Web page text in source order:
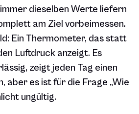
dieselben Werte liefern
am Ziel vorbeimessen.
Ein Thermometer, das statt
Luftdruck anzeigt. Es
zeigt jeden Tag einen
aber es ist für die Frage „Wie
ungültig.